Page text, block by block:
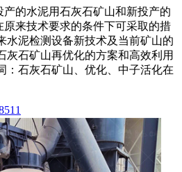
的水泥用石灰石矿山和新投产的
原来技术要求的条件下可采取的措
水泥检测设备新技术及当前矿山的
灰石矿山再优化的方案和高效利用
：石灰石矿山、优化、中子活化在